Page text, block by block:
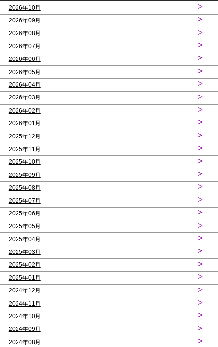
2026年10月
>
2026年09月 >
2026年08月 >
2026年07月 >
2026年06月 >
2026年05月 >
2026年04月 >
2026年03月 >
2026年02月 >
2026年01月 >
2025年12月 >
2025年11月 >
2025年10月 >
2025年09月 >
2025年08月 >
2025年07月 >
2025年06月 >
2025年05月 >
2025年04月 >
2025年03月 >
2025年02月 >
2025年01月 >
2024年12月 >
2024年11月 >
2024年10月 >
2024年09月 >
2024年08月 >